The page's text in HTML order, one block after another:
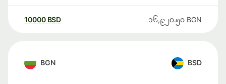
10000 BSD ၁၆,၉၂၀.၅၀ BGN
BGN BSD